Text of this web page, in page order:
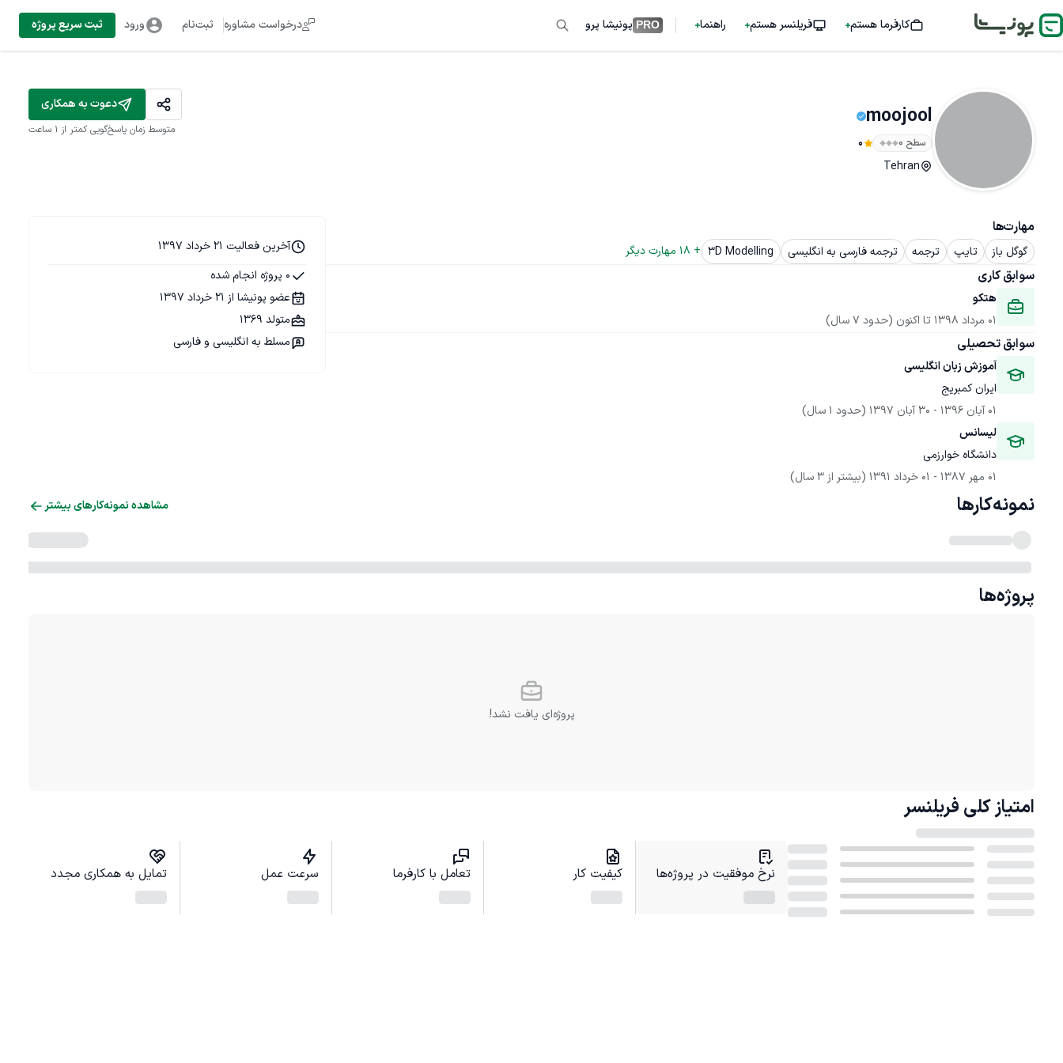
کارفرما هستم فریلنسر هستم راهنما PRO پونیشا پرو درخواست مشاوره ثبت‌نام ورود ثبت سریع پروژه
moojool
سطح ۰ 0
Tehran
دعوت به همکاری
متوسط زمان پاسخ‌گویی کمتر از 1 ساعت
مهارت‌ها
گوگل باز تایپ ترجمه ترجمه فارسی به انگلیسی 3D Modelling
+
18 مهارت دیگر
سوابق کاری
هتکو
01 مرداد 1398
تا اکنون (حدود 7 سال)
سوابق تحصیلی
آموزش زبان انگلیسی
ایران کمبریج
01 آبان 1396
- 30 آبان 1397
(حدود 1 سال)
لیسانس
دانشگاه خوارزمی
01 مهر 1387
- 01 خرداد 1391 (بیشتر از 3 سال)
آخرین فعالیت 21 خرداد 1397
0 پروژه انجام شده
عضو پونیشا از 21 خرداد 1397
متولد 1369
مسلط به انگلیسی و فارسی
نمونه‌کارها مشاهده نمونه‌کارهای بیشتر
پروژه‌ها
پروژه‌ای یافت نشد!
امتیاز کلی فریلنسر
نرخ موفقیت در پروژه‌ها کیفیت کار تعامل با کارفرما سرعت عمل تمایل به همکاری مجدد